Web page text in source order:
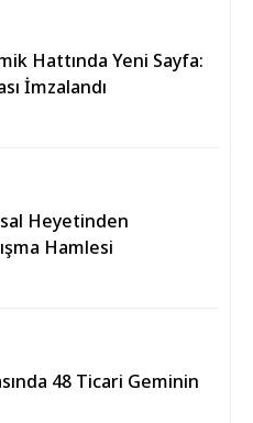
Hattında Yeni Sayfa:
İmzalandı
Heyetinden
Hamlesi
48 Ticari Geminin